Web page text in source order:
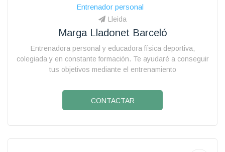
Entrenador personal
Lleida
Marga Lladonet Barceló
Entrenadora personal y educadora física deportiva,
colegiada y en constante formación. Te ayudaré a conseguir
tus objetivos mediante el entrenamiento
CONTACTAR